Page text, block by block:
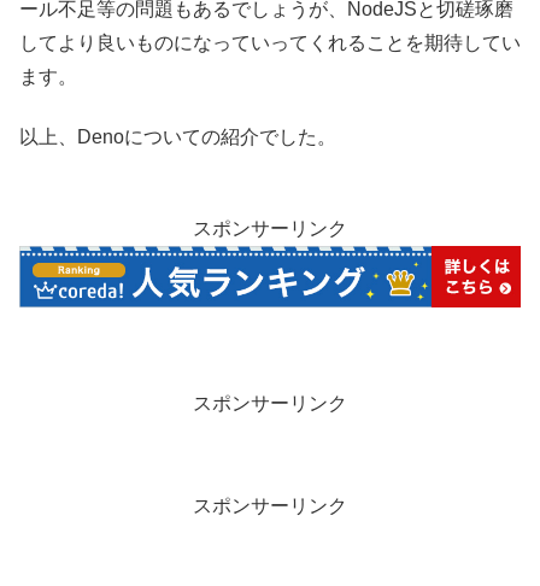
ール不足等の問題もあるでしょうが、NodeJSと切磋琢磨
してより良いものになっていってくれることを期待してい
ます。
以上、Denoについての紹介でした。
スポンサーリンク
スポンサーリンク
スポンサーリンク